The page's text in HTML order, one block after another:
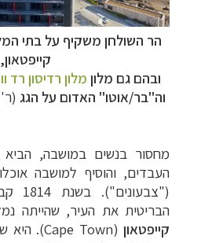
הר השולחן משקיף על בתי
קייפטאון,
ובהם גם מלון מלון רדיסון רד
וה"בר/אוטו" האדום על הגג
מחסור בנשים במושבה, הביא
העבדים, והוסיף למושבה
הבריטית את העיר, שהייתה
קייפטאון (
Cape Town). היא